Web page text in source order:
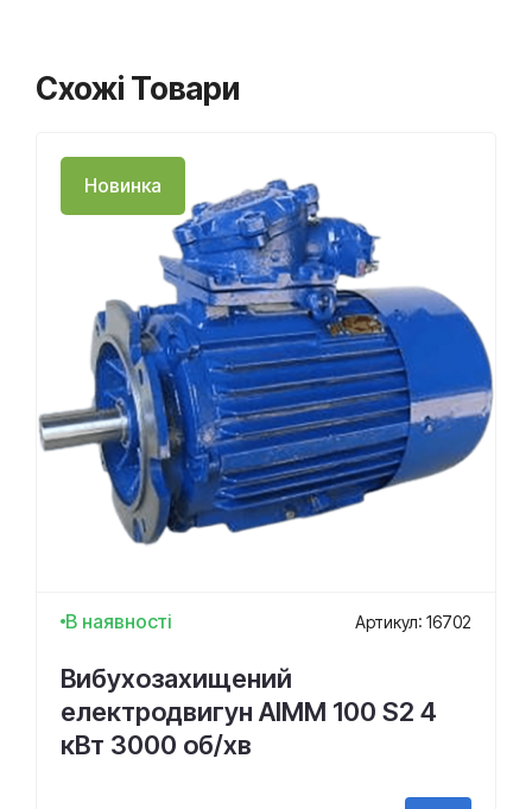
Схожі Товари
Новинка
В наявності Артикул: 16702
Вибухозахищений
електродвигун АІMM 100 S2 4
кВт 3000 об/хв